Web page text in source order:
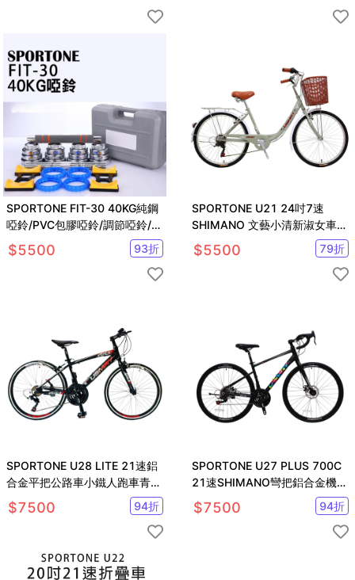
SPORTONE FIT-30 40KG純鋼
啞鈴/PVC包膠啞鈴/調節啞鈴/智
慧啞鈴/啞鈴
$5500 93折
SPORTONE U21 24吋7速
SHIMANO 文藝小清新淑女車
低跨點設計
$5500 79折
SPORTONE U28 LITE 21速鋁
合金平把公路車小鐵人跑車青少
年入門專屬公路車小鐵人推薦款
$7500 94折
SPORTONE U27 PLUS 700C
21速SHIMANO彎把鋁合金機械
碟煞變速公路車
$7500 94折